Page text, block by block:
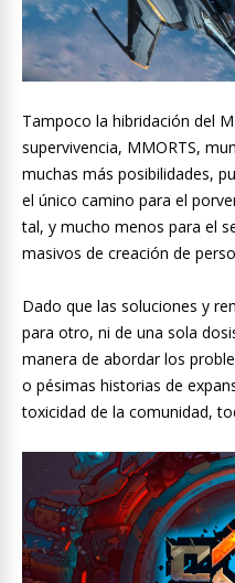
Tampoco la hibridación del
supervivencia, MMORTS,
muchas más posibilidades,
el único camino para el
tal, y mucho menos para el
masivos de creación de
Dado que las soluciones y
para otro, ni de una sola
manera de abordar los
o pésimas historias de
toxicidad de la comunidad,